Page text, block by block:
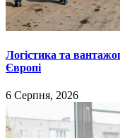
Логістика та
Європі
6 Серпня, 2026